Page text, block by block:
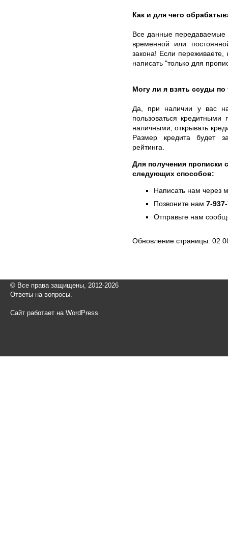
Как и для чего
Все данные
временной или
закона! Если
написать "только для
Могу ли я взять ссуды по
Да, при наличии у вас
пользоваться
наличными, открывать
Размер кредита будет
рейтинга.
Для получения прописки
следующих способов:
Написать нам через
Позвоните нам 7-
Отправьте нам
Обновление страницы:
© Все права защищены, 2012-2026
Ответы на вопросы.
Сайт работает на WordPress